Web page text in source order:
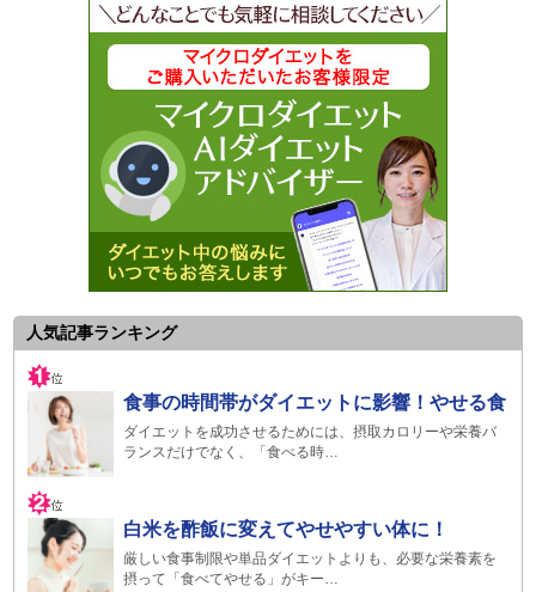
人気記事ランキング
食事の時間帯がダイエットに影響！やせる食
ダイエットを成功させるためには、摂取カロリーや栄養バ
ランスだけでなく、「食べる時…
白米を酢飯に変えてやせやすい体に！
厳しい食事制限や単品ダイエットよりも、必要な栄養素を
摂って「食べてやせる」がキー…